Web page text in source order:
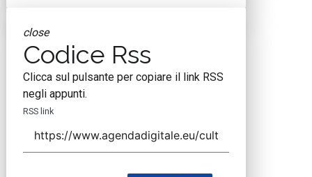
close
Codice Rss
Clicca sul pulsante per copiare il link RSS
negli appunti.
RSS link